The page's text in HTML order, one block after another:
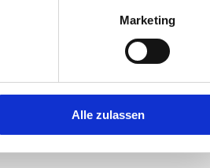
Marketing
Alle zulassen